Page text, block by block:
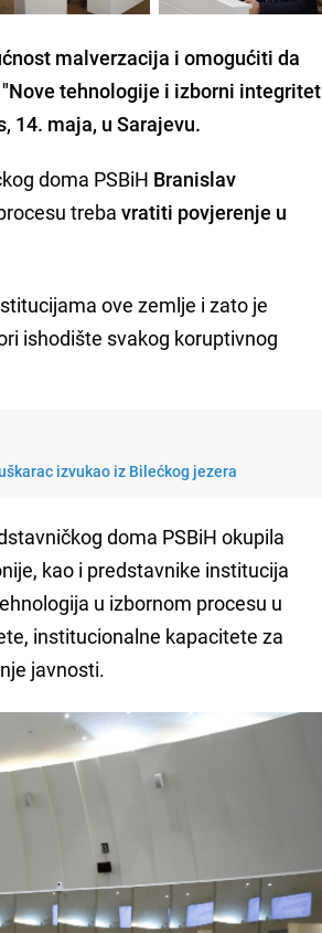
malverzacija i omogućiti da
tehnologije i izborni integritet
14. maja, u Sarajevu.
doma PSBiH Branislav
trebavratiti povjerenje u
ove zemlje i zato je
ishodište svakog koruptivnog
izvukao iz Bilećkog jezera
doma PSBiH okupila
kao i predstavnike institucija
u izbornom procesu u
institucionalne kapacitete za
javnosti.